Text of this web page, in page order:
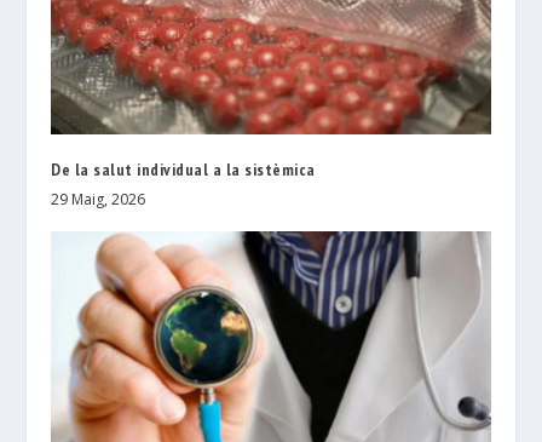
De la salut individual a la sistèmica
29 Maig, 2026